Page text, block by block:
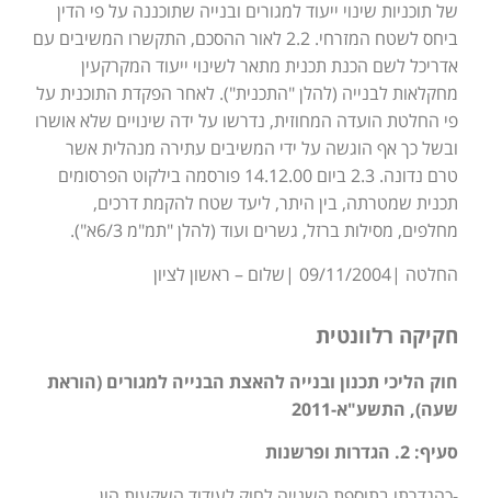
של תוכניות שינוי ייעוד למגורים ובנייה שתוכננה על פי הדין
ביחס לשטח המזרחי. 2.2 לאור ההסכם, התקשרו המשיבים עם
אדריכל לשם הכנת תכנית מתאר לשינוי ייעוד המקרקעין
מחקלאות לבנייה (להלן "התכנית"). לאחר הפקדת התוכנית על
פי החלטת הועדה המחוזית, נדרשו על ידה שינויים שלא אושרו
ובשל כך אף הוגשה על ידי המשיבים עתירה מנהלית אשר
טרם נדונה. 2.3 ביום 14.12.00 פורסמה בילקוט הפרסומים
תכנית שמטרתה, בין היתר, ליעד שטח להקמת דרכים,
מחלפים, מסילות ברזל, גשרים ועוד (להלן "תמ"מ 6/3א").
החלטה |09/11/2004 |שלום – ראשון לציון
חקיקה רלוונטית
חוק הליכי תכנון ובנייה להאצת הבנייה למגורים (הוראת
שעה), התשע"א-2011
סעיף: 2. הגדרות ופרשנות